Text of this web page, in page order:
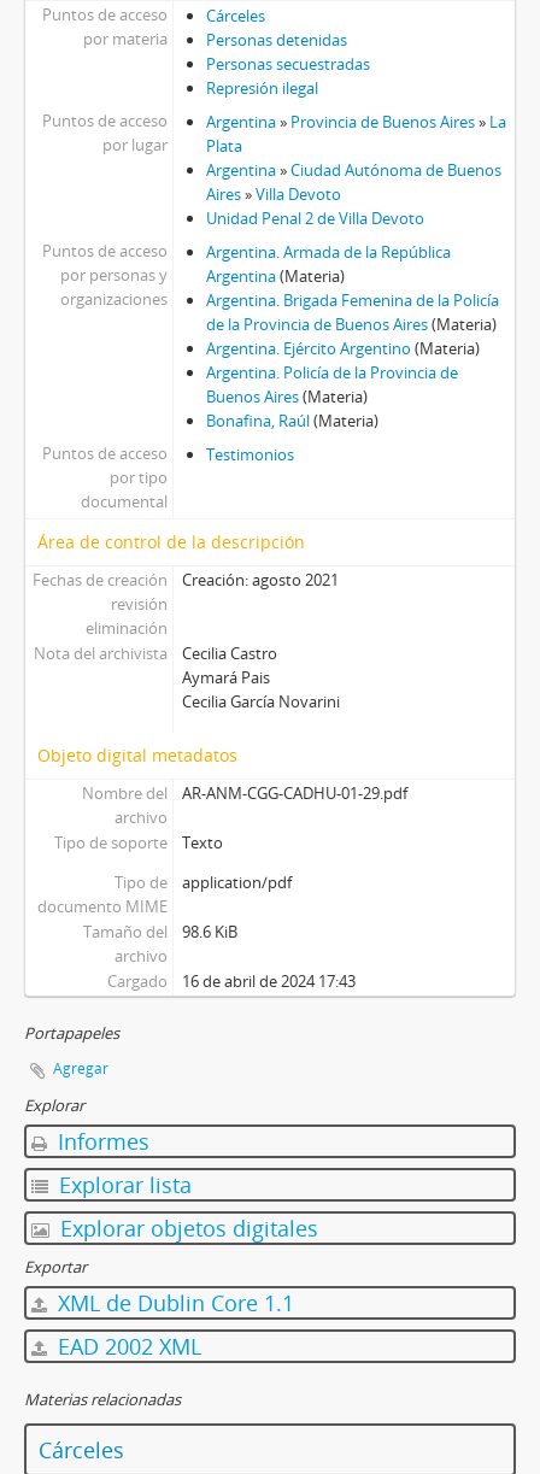
Puntos de acceso
por materia
Cárceles
Personas detenidas
Personas secuestradas
Represión ilegal
Puntos de acceso
por lugar
Argentina» Provincia de Buenos Aires» La
Plata
Argentina»Ciudad Autónoma de Buenos
Aires»Villa Devoto
Unidad Penal 2 de Villa Devoto
Puntos de acceso
por personas y
organizaciones
Argentina. Armada de la República
Argentina(Materia)
Argentina. Brigada Femenina de la Policía
de la Provincia de Buenos Aires(Materia)
Argentina. Ejército Argentino (Materia)
Argentina. Policía de la Provincia de
Buenos Aires(Materia)
Bonafina, Raúl(Materia)
Puntos de acceso
por tipo
documental
Testimonios
Área de control de la descripción
Fechas de creación
revisión
eliminación
Creación: agosto 2021
Nota del archivista
Cecilia Castro
Aymará Pais
Cecilia García Novarini
Objeto digital metadatos
Nombre del
archivo
AR-ANM-CGG-CADHU-01-29.pdf
Tipo de soporte
Texto
Tipo de
documento MIME
application/pdf
Tamaño del
archivo
98.6 KiB
Cargado 16 de abril de 2024 17:43
Portapapeles
Agregar
Explorar
Informes
Explorar lista
Explorar objetos digitales
Exportar
XML de Dublin Core 1.1
EAD 2002 XML
Materias relacionadas
Cárceles